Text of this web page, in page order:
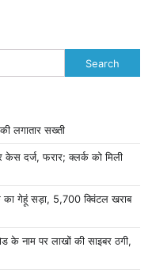
Search
लगातार सख्ती
दर्ज, फरार; क्लर्क को मिली
गेहूं सड़ा, 5,700 क्विंटल खराब
के नाम पर लाखों की साइबर ठगी,